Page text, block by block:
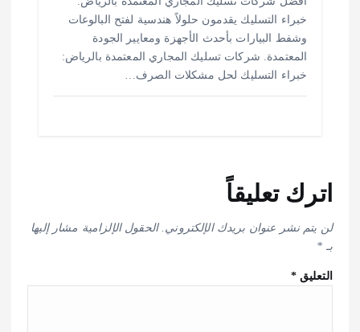
خبراء التسليك يقدمون حلولاً هندسية لفتح البالوعات
وشفط البيارات بأحدث الأجهزة ومعايير الجودة
المعتمدة. شركات تسليك المجاري المعتمدة بالرياض:
خبراء التسليك لحل مشكلات الصرف…
اترك تعليقاً
لن يتم نشر عنوان بريدك الإلكتروني. الحقول الإلزامية مشار إليها
بـ *
التعليق*